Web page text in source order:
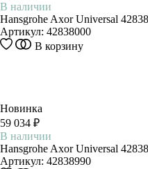
В наличии
Hansgrohe Axor Universal
Артикул: 42838000
В корзину
Новинка
59 034 ₽
В наличии
Hansgrohe Axor Universal
Артикул: 42838990